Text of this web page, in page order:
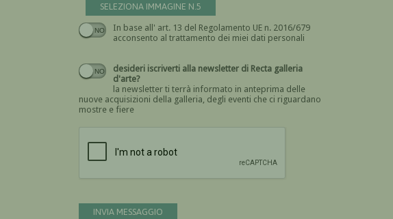
SELEZIONA IMMAGINE N.5
In base all' art. 13 del Regolamento UE n. 2016/679
acconsento al trattamento dei miei dati personali
Devi dare il consenso
desideri iscriverti alla newsletter di Recta galleria
d'arte?
la newsletter ti terrà informato in anteprima delle
nuove acquisizioni della galleria, degli eventi che ci riguardano
mostre e fiere
INVIA MESSAGGIO